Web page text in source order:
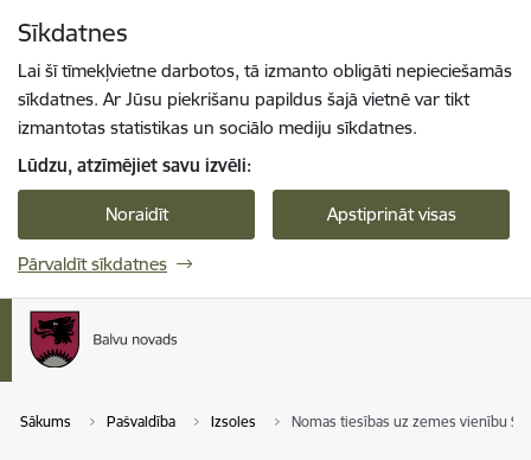
Sīkdatnes
Lai šī tīmekļvietne darbotos, tā izmanto obligāti nepieciešamās
sīkdatnes. Ar Jūsu piekrišanu papildus šajā vietnē var tikt
izmantotas statistikas un sociālo mediju sīkdatnes.
Lūdzu, atzīmējiet savu izvēli:
Noraidīt Apstiprināt visas
Pārvaldīt sīkdatnes
Sākums Pašvaldība Izsoles Nomas tiesības uz zemes vienību